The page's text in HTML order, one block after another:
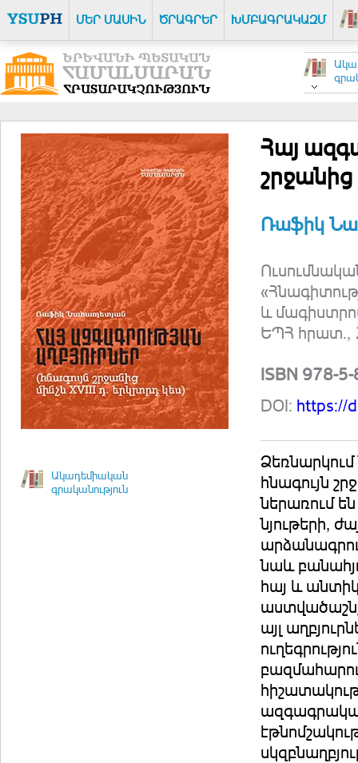
ՄԵՐ ՄԱՍԻՆ ԾՐԱԳՐԵՐ ԽՄԲԱԳՐԱԿԱԶՄ
Ակադեմիական
գրականություն
Հայ
շրջանից
Ռաֆիկ
և
ԵՊՀ հրատ.,
ISBN 978-
DOI: https://
հնագույն
ներառում
նյութերի,
նաև
հայ և
այլ